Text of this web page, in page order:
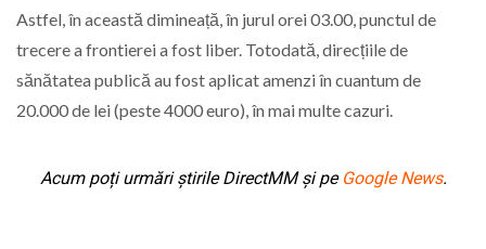
Astfel, în această dimineață, în jurul orei 03.00, punctul de
trecere a frontierei a fost liber. Totodată, direcțiile de
sănătatea publică au fost aplicat amenzi în cuantum de
20.000 de lei (peste 4000 euro), în mai multe cazuri.
Acum poți urmări știrile DirectMM și pe Google News.